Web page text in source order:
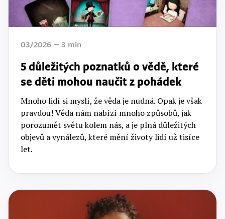
03/2026 3 min
5 důležitých poznatků o vědě, které
se děti mohou naučit z pohádek
Mnoho lidí si myslí, že věda je nudná. Opak je však
pravdou! Věda nám nabízí mnoho způsobů, jak
porozumět světu kolem nás, a je plná důležitých
objevů a vynálezů, které mění životy lidí už tisíce
let.